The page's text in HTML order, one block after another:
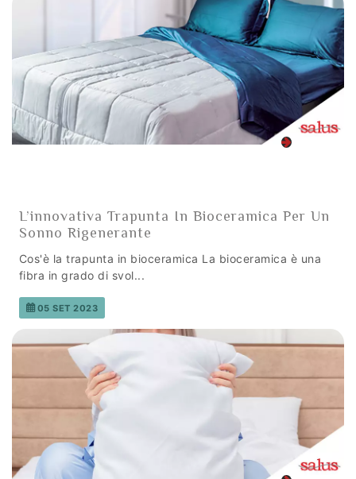
L’innovativa Trapunta In Bioceramica Per Un
Sonno Rigenerante
Cos'è la trapunta in bioceramica La bioceramica è una
fibra in grado di svol...
05 SET 2023